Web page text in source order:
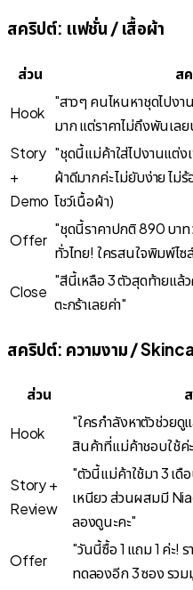
สคริปต์: แฟชั่น / เสื้อผ้า
ส่วน ส
Hook
"สาวๆ คนไหนหาชุดไปง
มาก แต่ราคาไม่ถึงพันเลย
Story
+
Demo
"ชุดนี้แม่ค้าใส่ไปงานแต่ง
ผ้าดีมากค่ะ ไม่ยับง่าย ไม่
โชว์เนื้อผ้า)
Offer
"ชุดนี้ราคาปกติ 890 บา
ทั่วไทย! ใครสนใจพิมพ์ไซ
Close
"สีนี้เหลือ 3 ตัวสุดท้ายแ
ตะกร้าเลยค่า"
สคริปต์: ความงาม /
ส่วน
Hook
"ใครกำลังหาตัวช่วยดู
สินค้าที่แม่ค้าชอบใช้ค่
Story +
Review
"ตัวนี้แม่ค้าใช้มา 3 เดื
เหนียว ส่วนผสมมี
ลองดูนะคะ"
Offer
"วันนี้ซื้อ 1 แถม 1 ค่ะ!
ทดลองอีก 3 ซอง รว